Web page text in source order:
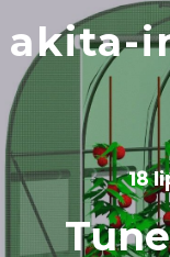
to
content
akita-
18